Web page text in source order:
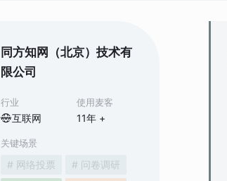
同方知网（北京）技术有
限公司
行业
互联网
使用麦客
11年 +
关键场景
# 网络投票
# 问卷调研